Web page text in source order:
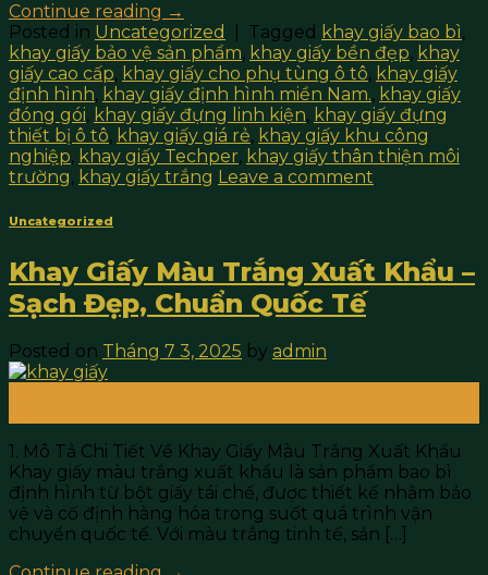
Continue reading →
Posted in Uncategorized Tagged khay giấy bao bì,
khay giấy bảo vệ sản phẩm, khay giấy bền đẹp, khay
giấy cao cấp, khay giấy cho phụ tùng ô tô, khay giấy
định hình, khay giấy định hình miền Nam., khay giấy
đóng gói, khay giấy đựng linh kiện, khay giấy đựng
thiết bị ô tô, khay giấy giá rẻ, khay giấy khu công
nghiệp, khay giấy Techper, khay giấy thân thiện môi
trường, khay giấy trắng Leave a comment
Uncategorized
Khay Giấy Màu Trắng Xuất Khẩu –
Sạch Đẹp, Chuẩn Quốc Tế
Posted on Tháng 7 3, 2025 by admin
1. Mô Tả Chi Tiết Về Khay Giấy Màu Trắng Xuất Khẩu
Khay giấy màu trắng xuất khẩu là sản phẩm bao bì
định hình từ bột giấy tái chế, được thiết kế nhằm bảo
vệ và cố định hàng hóa trong suốt quá trình vận
chuyển quốc tế. Với màu trắng tinh tế, sản […]